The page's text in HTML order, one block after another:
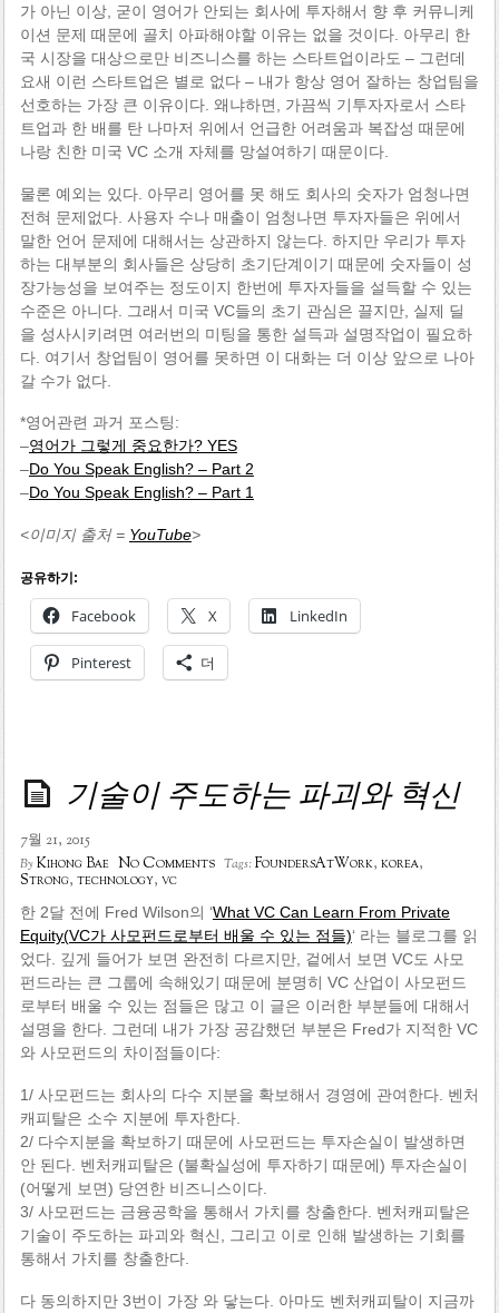
가 아닌 이상, 굳이 영어가 안되는 회사에 투자해서 향 후 커뮤니케
이션 문제 때문에 골치 아파해야할 이유는 없을 것이다. 아무리 한
국 시장을 대상으로만 비즈니스를 하는 스타트업이라도 – 그런데
요새 이런 스타트업은 별로 없다 – 내가 항상 영어 잘하는 창업팀을
선호하는 가장 큰 이유이다. 왜냐하면, 가끔씩 기투자자로서 스타
트업과 한 배를 탄 나마저 위에서 언급한 어려움과 복잡성 때문에
나랑 친한 미국 VC 소개 자체를 망설여하기 때문이다.
물론 예외는 있다. 아무리 영어를 못 해도 회사의 숫자가 엄청나면
전혀 문제없다. 사용자 수나 매출이 엄청나면 투자자들은 위에서
말한 언어 문제에 대해서는 상관하지 않는다. 하지만 우리가 투자
하는 대부분의 회사들은 상당히 초기단계이기 때문에 숫자들이 성
장가능성을 보여주는 정도이지 한번에 투자자들을 설득할 수 있는
수준은 아니다. 그래서 미국 VC들의 초기 관심은 끌지만, 실제 딜
을 성사시키려면 여러번의 미팅을 통한 설득과 설명작업이 필요하
다. 여기서 창업팀이 영어를 못하면 이 대화는 더 이상 앞으로 나아
갈 수가 없다.
*영어관련 과거 포스팅:
–영어가 그렇게 중요한가? YES
–Do You Speak English? – Part 2
–Do You Speak English? – Part 1
<이미지 출처 = YouTube>
공유하기:
Facebook X LinkedIn
Pinterest 더
기술이 주도하는 파괴와 혁신
7월 21, 2015
ByKihong Bae No Comments Tags:FoundersAtWork, korea,
Strong, technology, vc
한 2달 전에 Fred Wilson의 ‘What VC Can Learn From Private
Equity(VC가 사모펀드로부터 배울 수 있는 점들)‘ 라는 블로그를 읽
었다. 깊게 들어가 보면 완전히 다르지만, 겉에서 보면 VC도 사모
펀드라는 큰 그룹에 속해있기 때문에 분명히 VC 산업이 사모펀드
로부터 배울 수 있는 점들은 많고 이 글은 이러한 부분들에 대해서
설명을 한다. 그런데 내가 가장 공감했던 부분은 Fred가 지적한 VC
와 사모펀드의 차이점들이다:
1/ 사모펀드는 회사의 다수 지분을 확보해서 경영에 관여한다. 벤처
캐피탈은 소수 지분에 투자한다.
2/ 다수지분을 확보하기 때문에 사모펀드는 투자손실이 발생하면
안 된다. 벤처캐피탈은 (불확실성에 투자하기 때문에) 투자손실이
(어떻게 보면) 당연한 비즈니스이다.
3/ 사모펀드는 금융공학을 통해서 가치를 창출한다. 벤처캐피탈은
기술이 주도하는 파괴와 혁신, 그리고 이로 인해 발생하는 기회를
통해서 가치를 창출한다.
다 동의하지만 3번이 가장 와 닿는다. 아마도 벤처캐피탈이 지금까